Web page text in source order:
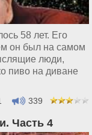
58 лет. Его
он был на самом
люди,
пиво на диване
339
Часть 4